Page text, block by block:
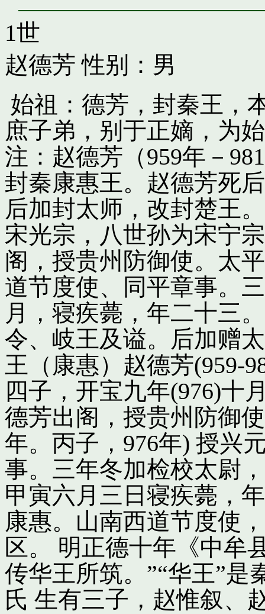
1世
赵德芳 性别：男
始祖：德芳，封秦王，
庶子弟，别于正嫡，为
注：赵德芳（959年－
封秦康惠王。赵德芳死
后加封太师，改封楚王
宋光宗，八世孙为宋宁
阁，授贵州防御使。太
道节度使、同平章事。
月，寝疾薨，年二十三
令、岐王及谥。后加赠
王（康惠）赵德芳(959-
四子，开宝九年(976)十
德芳出阁，授贵州防御
年。丙子，976年) 授兴
事。三年冬加检校太尉
甲寅六月三日寝疾薨，
康惠。山南西道节度使
区。 明正德十年《中牟
传华王所筑。”“华王”是
氏 生有三子，赵惟叙、